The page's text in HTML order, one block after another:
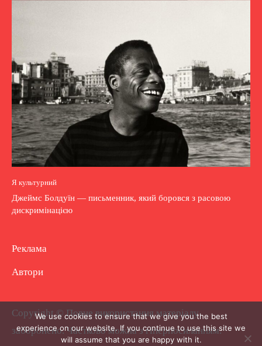
Я культурний
Джеймс Болдуїн — письменник, який боровся з расовою
дискримінацією
Реклама
Автори
Copyright © Повне використання матеріалу
заборонено. Частково можна з гіперпосиланням.
We use cookies to ensure that we give you the best
experience on our website. If you continue to use this site we
will assume that you are happy with it.